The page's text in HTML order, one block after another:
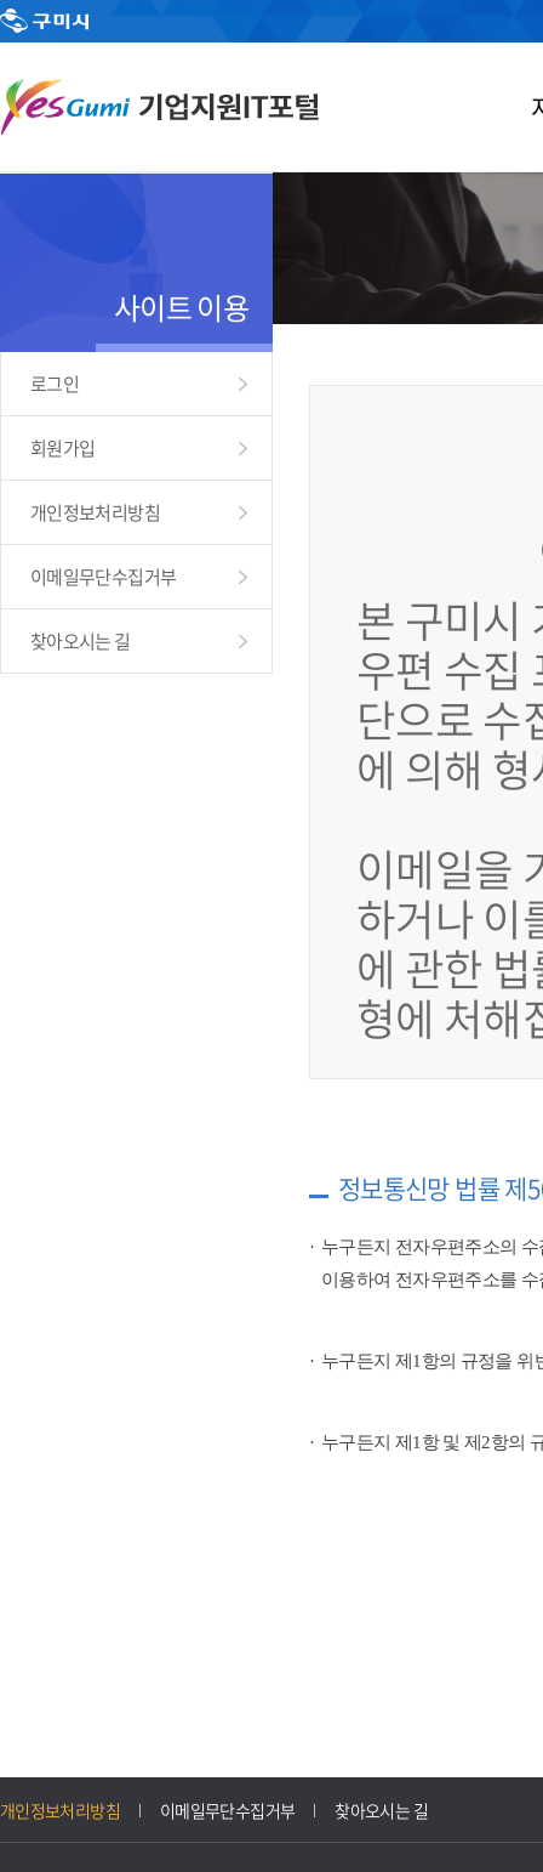
사이트 이용
로그인
회원가입
개인정보처리방침
이메일무단수집거부
찾아오시는 길 본 구미시
우편 수집
단으로 수
에 의해
이메일을
하거나 이
에 관한
형에 처해
정보통신망 법률 제
누구든지 전자우편주소의
이용하여 전자우편주소를
누구든지 제1항의 규정을 위
누구든지 제1항 및 제2항의
개인정보처리방침 이메일무단수집거부 찾아오시는 길